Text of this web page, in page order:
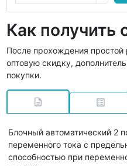
Как получить
После прохождения простой
оптовую скидку,
покупки.
Блочный автоматический 2
переменного тока с
способностью при